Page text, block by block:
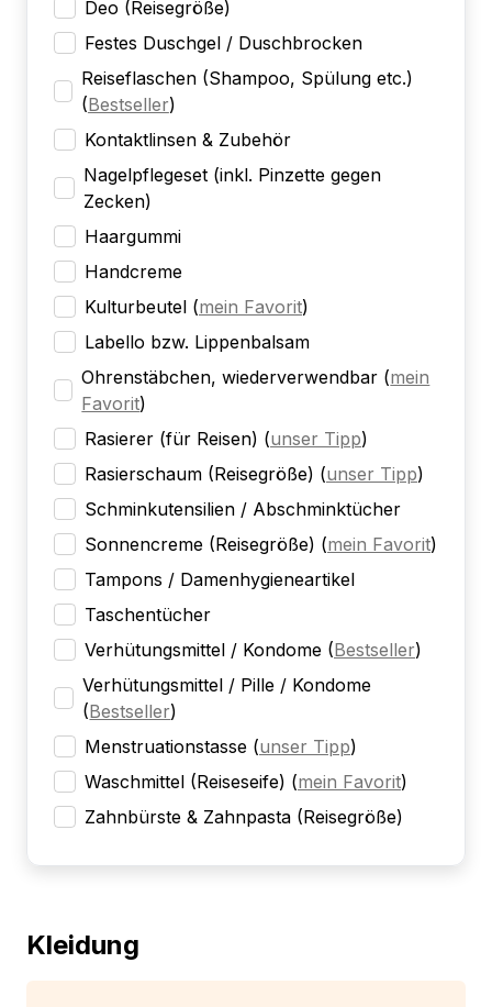
Deo (Reisegröße)
Festes Duschgel / Duschbrocken
Reiseflaschen (Shampoo, Spülung etc.)
(Bestseller)
Kontaktlinsen & Zubehör
Nagelpflegeset (inkl. Pinzette gegen
Zecken)
Haargummi
Handcreme
Kulturbeutel (mein Favorit)
Labello bzw. Lippenbalsam
Ohrenstäbchen, wiederverwendbar (mein
Favorit)
Rasierer (für Reisen) (unser Tipp)
Rasierschaum (Reisegröße) (unser Tipp)
Schminkutensilien / Abschminktücher
Sonnencreme (Reisegröße) (mein Favorit)
Tampons / Damenhygieneartikel
Taschentücher
Verhütungsmittel / Kondome (Bestseller)
Verhütungsmittel / Pille / Kondome
(Bestseller)
Menstruationstasse (unser Tipp)
Waschmittel (Reiseseife) (mein Favorit)
Zahnbürste & Zahnpasta (Reisegröße)
Kleidung